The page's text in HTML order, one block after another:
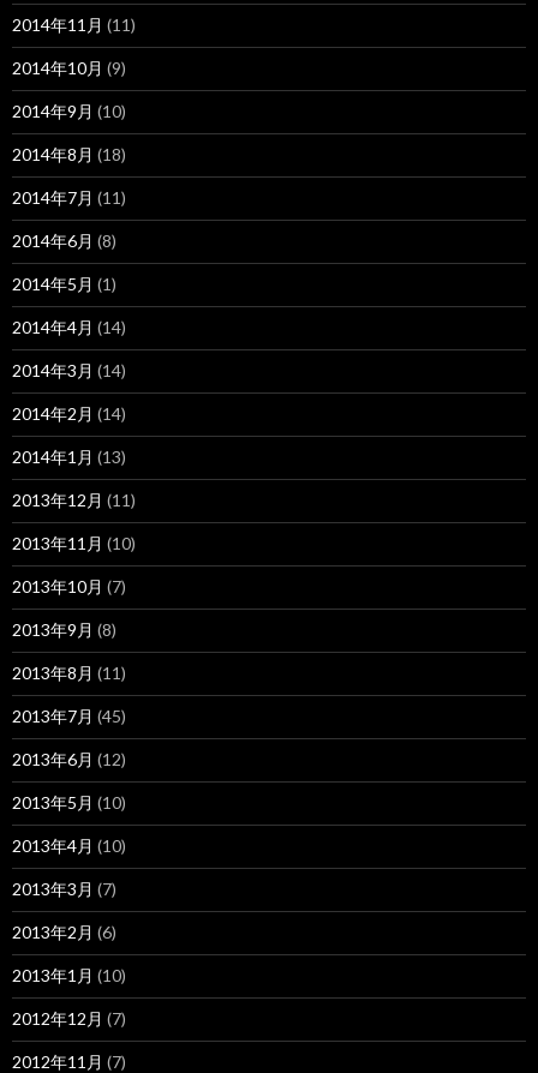
2014年11月 (11)
2014年10月 (9)
2014年9月 (10)
2014年8月 (18)
2014年7月 (11)
2014年6月 (8)
2014年5月 (1)
2014年4月 (14)
2014年3月 (14)
2014年2月 (14)
2014年1月 (13)
2013年12月 (11)
2013年11月 (10)
2013年10月 (7)
2013年9月 (8)
2013年8月 (11)
2013年7月 (45)
2013年6月 (12)
2013年5月 (10)
2013年4月 (10)
2013年3月 (7)
2013年2月 (6)
2013年1月 (10)
2012年12月 (7)
2012年11月 (7)